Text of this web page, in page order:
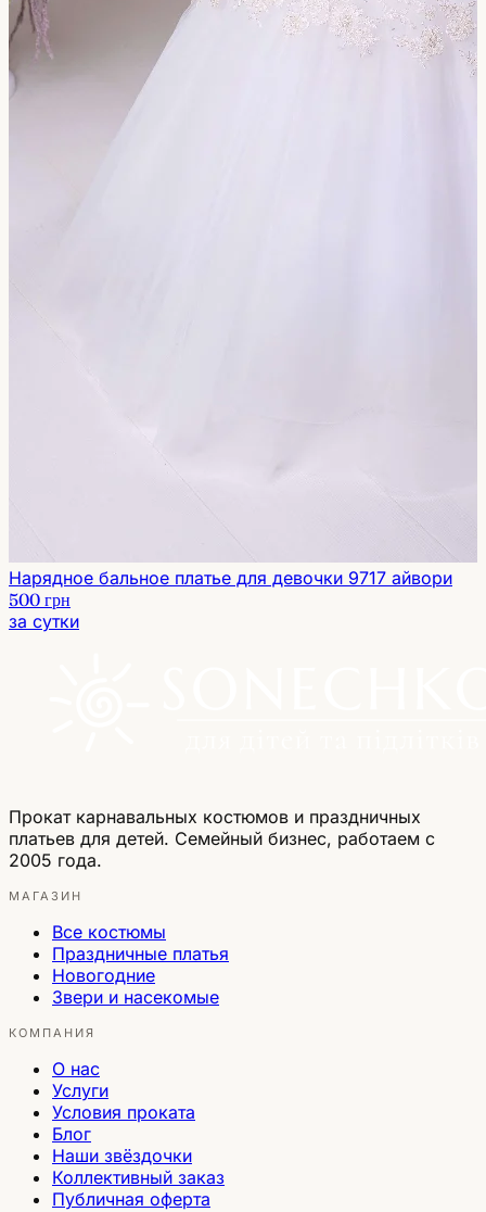
Нарядное бальное платье для девочки 9717 айвори
500 грн
за сутки
Прокат карнавальных костюмов и праздничных
платьев для детей. Семейный бизнес, работаем с
2005 года.
МАГАЗИН
Все костюмы
Праздничные платья
Новогодние
Звери и насекомые
КОМПАНИЯ
О нас
Услуги
Условия проката
Блог
Наши звёздочки
Коллективный заказ
Публичная оферта